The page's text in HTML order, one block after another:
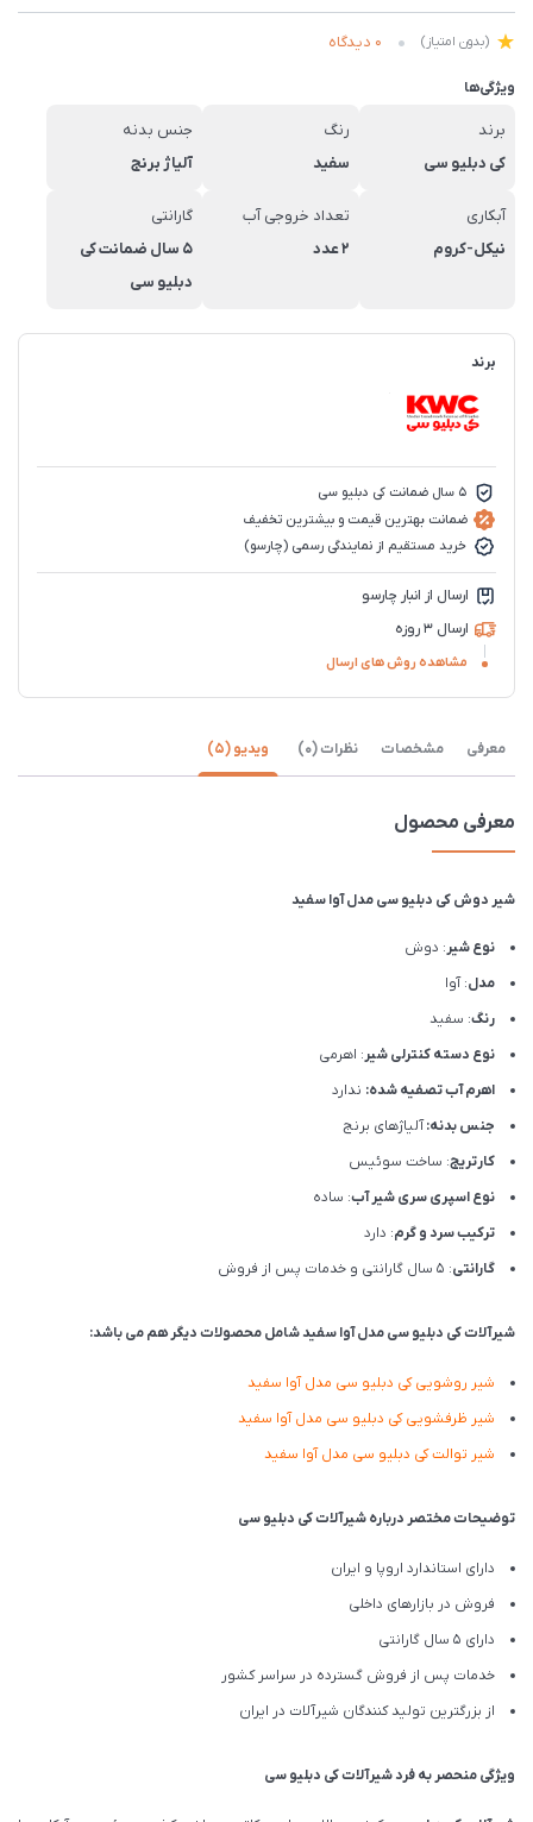
(بدون امتیاز) 0 دیدگاه
ویژگی‌ها
برند
کی دبلیو سی
رنگ
سفید
جنس بدنه
آلیاژ برنج
آبکاری
نیکل-کروم
تعداد خروجی آب
2 عدد
گارانتی
5 سال ضمانت کی
دبلیو سی
برند
5 سال ضمانت کی دبلیو سی
ضمانت بهترین قیمت و بیشترین تخفیف
خرید مستقیم از نمایندگی رسمی (چارسو)
ارسال از انبار چارسو
ارسال 3 روزه
مشاهده روش های ارسال
معرفی مشخصات نظرات (0) ویدیو (5)
معرفی محصول
شیر دوش کی دبلیو سی مدل آوا سفید
نوع شیر: دوش
مدل: آوا
رنگ: سفید
نوع دسته کنترلی شیر: اهرمی
اهرم آب تصفیه شده: ندارد
جنس بدنه:آلیاژهای برنج
کارتریج: ساخت سوئیس
نوع اسپری سری شیر آب: ساده
ترکیب سرد و گرم: دارد
گارانتی: 5 سال گارانتی و خدمات پس از فروش
شیرآلات کی دبلیو سی مدل آوا سفید شامل محصولات دیگر هم می باشد:
شیر روشوییکی دبلیو سی مدل آوا سفید
شیر ظرفشوییکی دبلیو سی مدل آوا سفید
شیر توالتکی دبلیو سی مدل آوا سفید
توضیحات مختصر درباره شیرآلات کی دبلیو سی
دارای استاندارد اروپا و ایران
فروش در بازارهای داخلی
دارای 5 سال گارانتی
خدمات پس از فروش گسترده در سراسر کشور
از بزرگترین تولید کنندگان شیرآلات در ایران
ویژگی منحصر به فرد شیرآلات کی دبلیو سی